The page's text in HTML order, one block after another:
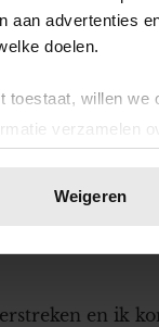
aan advertenties
doelen.
toestaat, willen we
verzamelen
op elk
en
Weigeren
op de bank
sussend.
er moet
pas mijn
en ik